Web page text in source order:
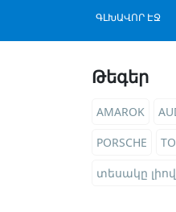
ԳԼԽԱՎՈՐ ԷՋ
Թեգեր
AMAROK
PORSCHE
տեսակը